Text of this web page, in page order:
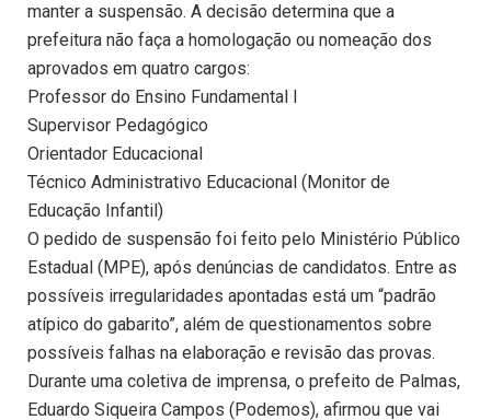
manter a suspensão. A decisão determina que a
prefeitura não faça a homologação ou nomeação dos
aprovados em quatro cargos:
Professor do Ensino Fundamental I
Supervisor Pedagógico
Orientador Educacional
Técnico Administrativo Educacional (Monitor de
Educação Infantil)
O pedido de suspensão foi feito pelo Ministério Público
Estadual (MPE), após denúncias de candidatos. Entre as
possíveis irregularidades apontadas está um “padrão
atípico do gabarito”, além de questionamentos sobre
possíveis falhas na elaboração e revisão das provas.
Durante uma coletiva de imprensa, o prefeito de Palmas,
Eduardo Siqueira Campos (Podemos), afirmou que vai